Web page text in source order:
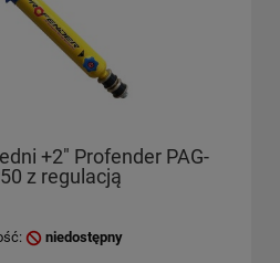
+2" Profender PAG-
z regulacją
niedostępny